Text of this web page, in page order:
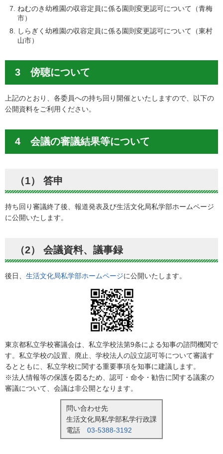
ねむのき幼稚園の収容定員に係る園則変更認可について（青梅
市）
しらぎく幼稚園の収容定員に係る園則変更認可について（東村
山市）
3 傍聴について
上記のとおり、各委員への持ち回り開催といたしますので、以下の
公開資料をご利用ください。
4 会議の審議結果等について
（1） 答申
持ち回り審議終了後、報道発表及び生活文化局私学部ホームページ
に公開いたします。
（2） 会議資料、議事録
後日、 生活文化局私学部ホームページに公開いたします。
東京都私立学校審議会は、私立学校法第9条による知事の諮問機関で
す。私立学校の設置、廃止、学校法人の設立認可等について審議す
るとともに、私立学校に関する重要事項を知事に建議します。
※法人情報等の保護を図るため、認可・命令・勧告に関する議案の
審議について、会議は非公開となります。
問い合わせ先
生活文化局私学部私学行政課
電話 03-5388-3192